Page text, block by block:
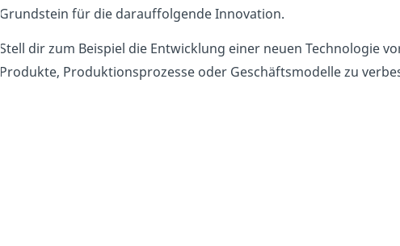
Grundstein für die darauffolgende Innovation.
Stell dir zum Beispiel die Entwicklung einer neuen Technologie
Produkte, Produktionsprozesse oder Geschäftsmodelle zu